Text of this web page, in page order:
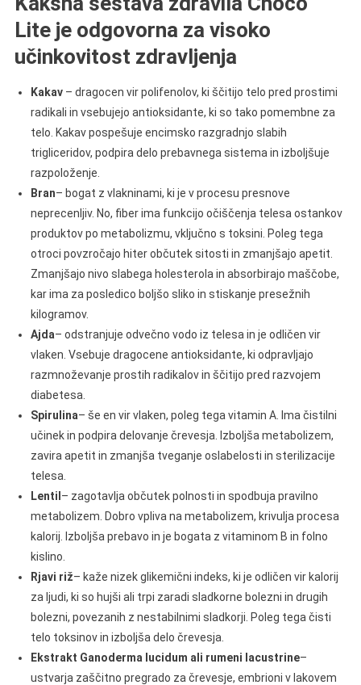
Lite je odgovorna za visoko
učinkovitost zdravljenja
Kakav– dragocen vir polifenolov, ki ščitijo telo pred prostimi
radikali in vsebujejo antioksidante, ki so tako pomembne za
telo. Kakav pospešuje encimsko razgradnjo slabih
trigliceridov, podpira delo prebavnega sistema in izboljšuje
razpoloženje.
Bran– bogat z vlakninami, ki je v procesu presnove
neprecenljiv. No, fiber ima funkcijo očiščenja telesa ostankov
produktov po metabolizmu, vključno s toksini. Poleg tega
otroci povzročajo hiter občutek sitosti in zmanjšajo apetit.
Zmanjšajo nivo slabega holesterola in absorbirajo maščobe,
kar ima za posledico boljšo sliko in stiskanje presežnih
kilogramov.
Ajda– odstranjuje odvečno vodo iz telesa in je odličen vir
vlaken. Vsebuje dragocene antioksidante, ki odpravljajo
razmnoževanje prostih radikalov in ščitijo pred razvojem
diabetesa.
Spirulina– še en vir vlaken, poleg tega vitamin A. Ima čistilni
učinek in podpira delovanje črevesja. Izboljša metabolizem,
zavira apetit in zmanjša tveganje oslabelosti in sterilizacije
telesa.
Lentil – zagotavlja občutek polnosti in spodbuja pravilno
metabolizem. Dobro vpliva na metabolizem, krivulja procesa
kalorij. Izboljša prebavo in je bogata z vitaminom B in folno
kislino.
Rjavi riž– kaže nizek glikemični indeks, ki je odličen vir kalorij
za ljudi, ki so hujši ali trpi zaradi sladkorne bolezni in drugih
bolezni, povezanih z nestabilnimi sladkorji. Poleg tega čisti
telo toksinov in izboljša delo črevesja.
Ekstrakt Ganoderma lucidum ali rumeni lacustrine–
ustvarja zaščitno pregrado za črevesje, embrioni v lakovem